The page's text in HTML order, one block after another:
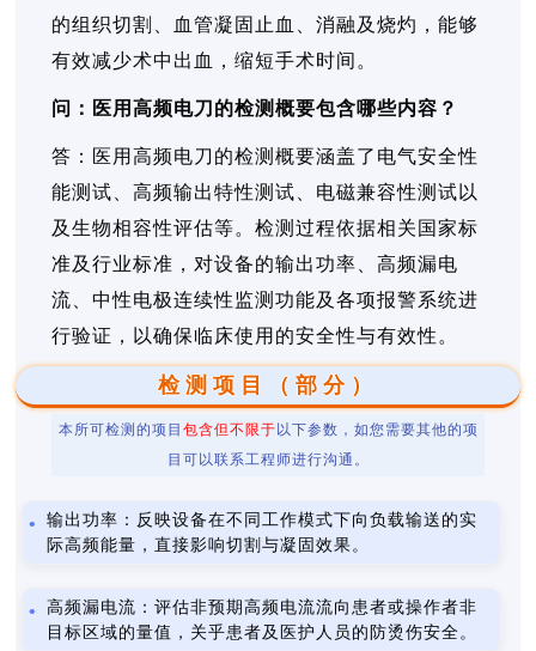
的组织切割、血管凝固止血、消融及烧灼，能够
有效减少术中出血，缩短手术时间。
问：医用高频电刀的检测概要包含哪些内容？
答：医用高频电刀的检测概要涵盖了电气安全性
能测试、高频输出特性测试、电磁兼容性测试以
及生物相容性评估等。检测过程依据相关国家标
准及行业标准，对设备的输出功率、高频漏电
流、中性电极连续性监测功能及各项报警系统进
行验证，以确保临床使用的安全性与有效性。
检测项目（部分）
本所可检测的项目 包含但不限于 以下参数，如您需要其他的项
目可以联系工程师进行沟通。
输出功率：反映设备在不同工作模式下向负载输送的实
际高频能量，直接影响切割与凝固效果。
高频漏电流：评估非预期高频电流流向患者或操作者非
目标区域的量值，关乎患者及医护人员的防烫伤安全。